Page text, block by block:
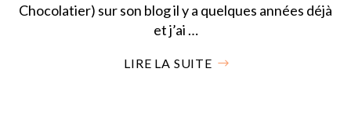
Chocolatier) sur son blog il y a quelques années déjà
et j’ai …
LIRE LA SUITE